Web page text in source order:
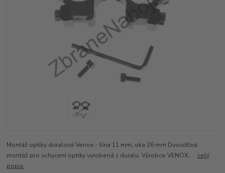
Montáž optiky duralová Venox - šína 11 mm, oka 26 mm Dvoudílná
montáž pro uchycení optiky vyrobená z duralu. Výrobce VENOX. celý
popis